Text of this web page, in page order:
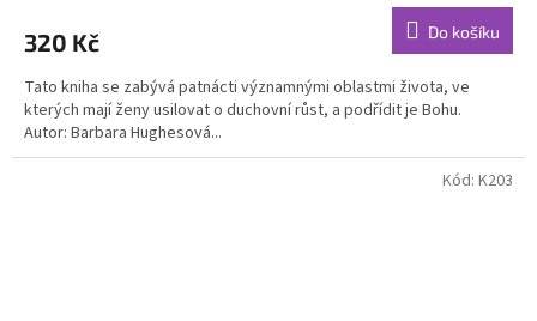
320 Kč Do košíku
Tato kniha se zabývá patnácti významnými oblastmi života, ve
kterých mají ženy usilovat o duchovní růst, a podřídit je Bohu.
Autor: Barbara Hughesová...
Kód: K203